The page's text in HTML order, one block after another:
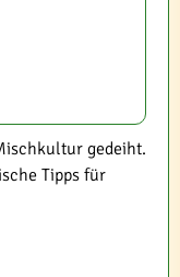
gedeiht.
Tipps für